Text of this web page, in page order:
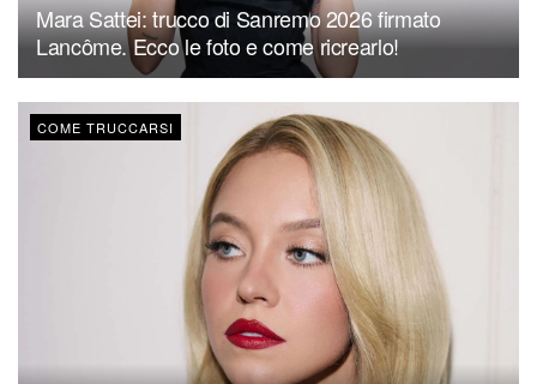
Mara Sattei: trucco di Sanremo 2026 firmato
Lancôme. Ecco le foto e come ricrearlo!
COME TRUCCARSI